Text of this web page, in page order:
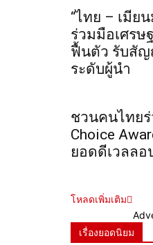
“ไทย – เมีย
ร่วมมือเศร
ฟื้นตัว รับสัญ
ระดับผู้นำ
ชวนคนไทยร่
Choice
ยอดดีเวลลอ
โหลดเพิ่มเติม
เรื่องยอดนิยม